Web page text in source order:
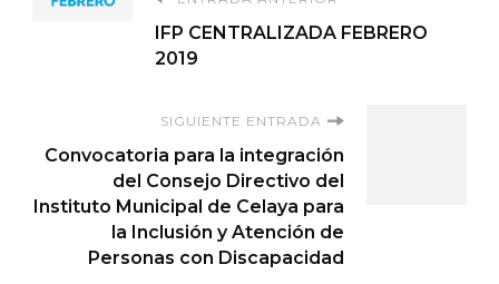
entradas
IFP CENTRALIZADA FEBRERO
2019
SIGUIENTE ENTRADA
Convocatoria para la integración
del Consejo Directivo del
Instituto Municipal de Celaya para
la Inclusión y Atención de
Personas con Discapacidad